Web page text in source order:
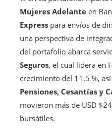
Mujeres Adelante en
Express para envíos de
una perspectiva de
del portafolio abarca
Seguros, el cual lidera en
crecimiento del 11.5 %,
Pensiones, Cesantías y
movieron más de USD
bursátiles.